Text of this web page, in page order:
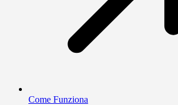
Come Funziona